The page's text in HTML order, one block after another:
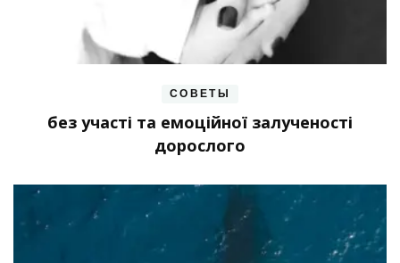
СОВЕТЫ
без участі та емоційної залученості
дорослого